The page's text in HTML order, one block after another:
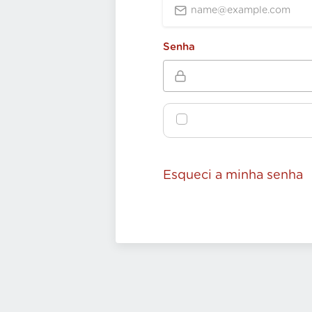
Senha
Esqueci a minha senha